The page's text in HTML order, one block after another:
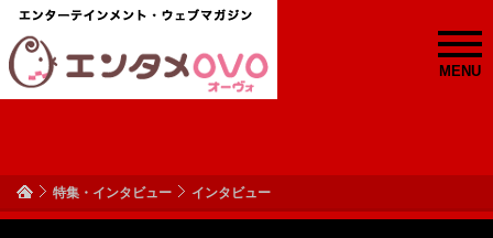
MENU
特集・インタビュー インタビュー